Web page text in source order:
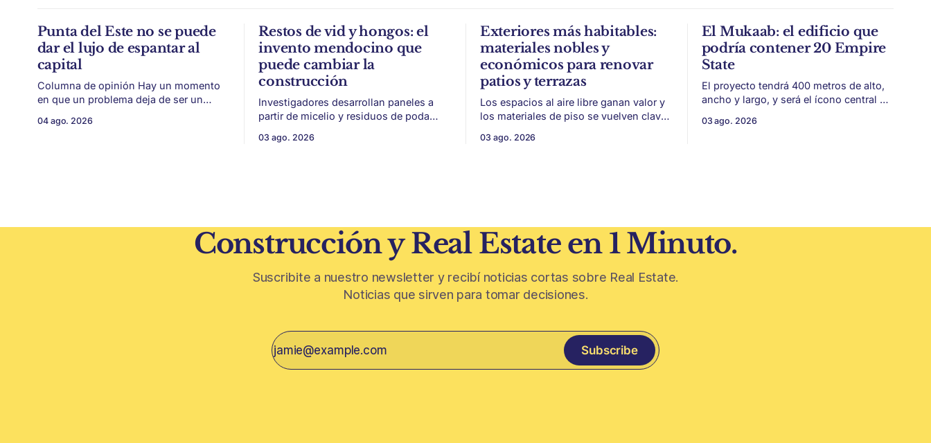
Punta del Este no se puede
dar el lujo de espantar al
capital
Columna de opinión Hay un momento
en que un problema deja de ser un
problema de país. Maldonado está en
04 ago. 2026
Restos de vid y hongos: el
invento mendocino que
puede cambiar la
construcción
Investigadores desarrollan paneles a
partir de micelio y residuos de poda
térmica y acústica de menor impacto
03 ago. 2026
Exteriores más habitables:
materiales nobles y
económicos para renovar
patios y terrazas
Los espacios al aire libre ganan valor y
los materiales de piso se vuelven clave
sin encarar una gran obra. Patios,
03 ago. 2026
El Mukaab: el edificio que
podría contener 20 Empire
State
El proyecto tendrá 400 metros de alto,
ancho y largo, y será el ícono central de
vinculada al plan Visión 2030. Arabia
03 ago. 2026
Construcción y Real Estate en 1 Minuto.
Suscribite a nuestro newsletter y recibí noticias cortas sobre Real Estate.
Noticias que sirven para tomar decisiones.
Subscribe